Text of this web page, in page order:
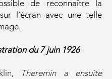
de reconnaître la
l’écran avec une telle
du 7 juin 1926
Theremin a ensuite